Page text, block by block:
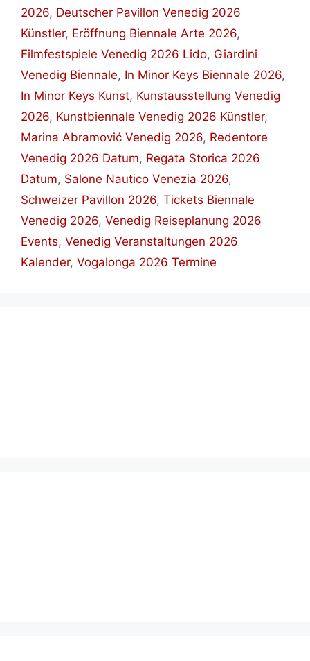
2026, Deutscher Pavillon Venedig 2026
Künstler, Eröffnung Biennale Arte 2026,
Filmfestspiele Venedig 2026 Lido, Giardini
Venedig Biennale, In Minor Keys Biennale 2026,
In Minor Keys Kunst, Kunstausstellung Venedig
2026, Kunstbiennale Venedig 2026 Künstler,
Marina Abramović Venedig 2026, Redentore
Venedig 2026 Datum, Regata Storica 2026
Datum, Salone Nautico Venezia 2026,
Schweizer Pavillon 2026, Tickets Biennale
Venedig 2026, Venedig Reiseplanung 2026
Events, Venedig Veranstaltungen 2026
Kalender, Vogalonga 2026 Termine